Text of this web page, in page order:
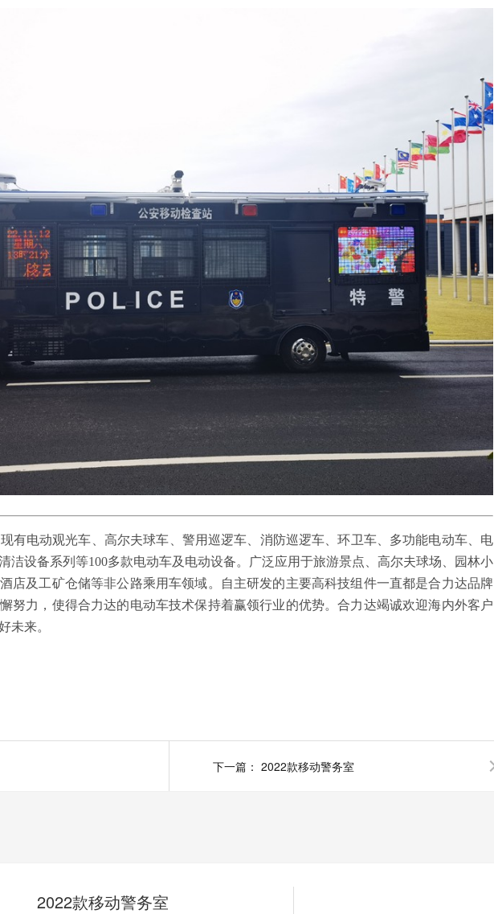
电动观光车、高尔夫球车、警用巡逻车、消防巡逻车、环卫车、多功能电动车、电
洁设备系列等100多款电动车及电动设备。广泛应用于旅游景点、高尔夫球场、园林小
店及工矿仓储等非公路乘用车领域。自主研发的主要高科技组件一直都是合力达品牌
努力，使得合力达的电动车技术保持着赢领行业的优势。合力达竭诚欢迎海内外客户
未来。
下一篇： 2022款移动警务室
2022款移动警务室